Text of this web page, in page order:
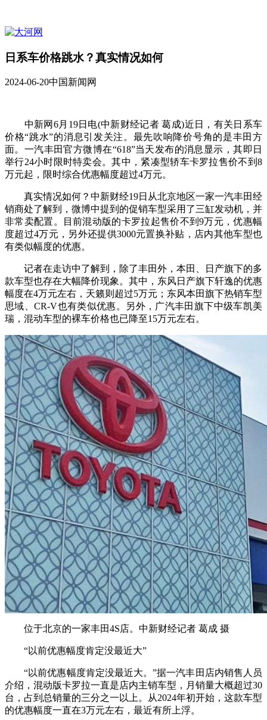
日系车价格跳水？真实情况如何
2024-06-20中国新闻网
中新网6月19日电(中新财经记者 葛成)近日，有关日系车
价格“跳水”的消息引发关注。最先吹响降价号角的是丰田方
面。一汽丰田官方微博在“618”当天发布的消息显示，其即日
举行24小时限时特卖会。其中，紧凑型轿车卡罗拉售价不到8
万元起，限时综合优惠幅度超过4万元。
真实情况如何？中新财经19日从北京地区一家一汽丰田经
销商处了解到，微博中提到的促销车型采用了三缸发动机，并
非常卖配置。目前混动版的卡罗拉起售价不到9万元，优惠幅
度超过4万元，另外还提供3000元置换补贴，店内其他车型也
有类似幅度的优惠。
记者在走访中了解到，除了丰田外，本田、日产旗下的多
款车型也存在大幅降价现象。其中，东风日产旗下轩逸的优惠
幅度在4万元左右，天籁则超过5万元；东风本田旗下热销车型
思域、CR-V也有类似优惠。另外，广汽丰田旗下中级车凯美
瑞，混动车型的裸车价格也已降至15万元左右。
位于北京的一家丰田4S店。中新财经记者 葛成 摄
“以前优惠幅度肯定没最近大”
“以前优惠幅度肯定没最近大。”据一汽丰田店内销售人员
介绍，混动版卡罗拉一直是店内主销车型，月销量大概超过30
台，占到总销量的三分之一以上。从2024年初开始，这款车型
的优惠幅度一直在3万元左右，最近有所上浮。